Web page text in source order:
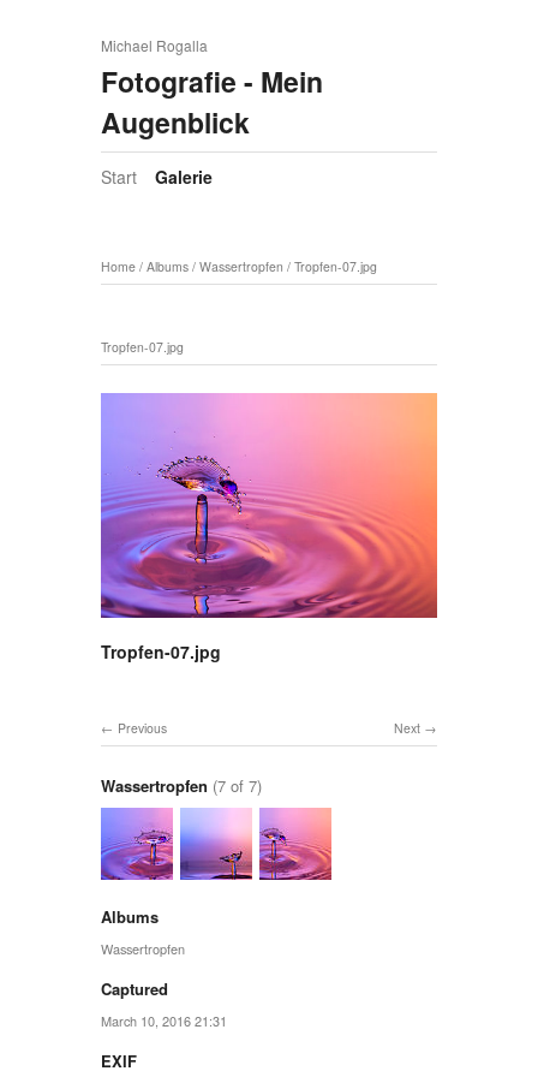
Michael Rogalla
Fotografie - Mein
Augenblick
Start Galerie
Home / Albums / Wassertropfen / Tropfen-07.jpg
Tropfen-07.jpg
Tropfen-07.jpg
Next
Previous
Wassertropfen (7 of 7)
Albums
Wassertropfen
Captured
March 10, 2016 21:31
EXIF